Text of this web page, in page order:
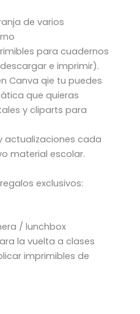
de varios
para cuadernos
e imprimir).
Canva qie tu puedes
que quieras
y cliparts para
actualizaciones cada
material escolar.
exclusivos:
/ lunchbox
la vuelta a clases
imprimibles de